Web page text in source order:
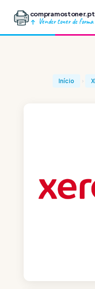
compramostoner.pt
Vender toner de forma
Início